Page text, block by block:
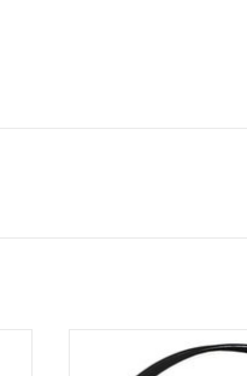
De eenvoudige
van een